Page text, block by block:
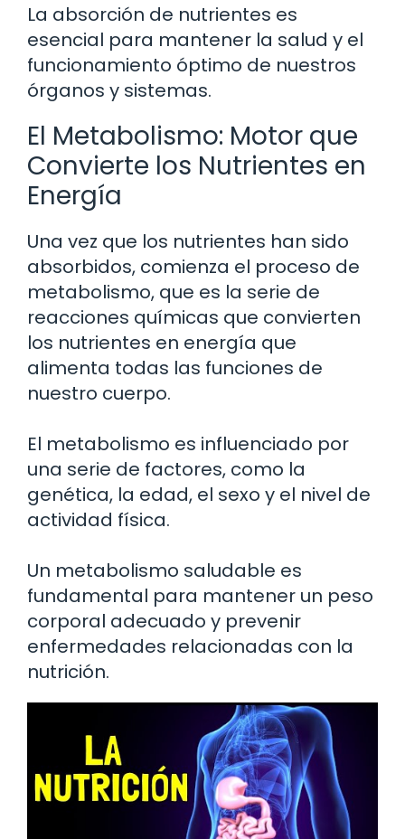
La absorción de nutrientes es
esencial para mantener la salud y el
funcionamiento óptimo de nuestros
órganos y sistemas.
El Metabolismo: Motor que
Convierte los Nutrientes en
Energía
Una vez que los nutrientes han sido
absorbidos, comienza el proceso de
metabolismo, que es la serie de
reacciones químicas que convierten
los nutrientes en energía que
alimenta todas las funciones de
nuestro cuerpo.
El metabolismo es influenciado por
una serie de factores, como la
genética, la edad, el sexo y el nivel de
actividad física.
Un metabolismo saludable es
fundamental para mantener un peso
corporal adecuado y prevenir
enfermedades relacionadas con la
nutrición.